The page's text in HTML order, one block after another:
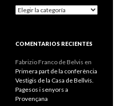
Categorías
COMENTARIOS RECIENTES
Fabrizio Franco de Belvis en
Primera part de la conferència
Vestigis de la Casa de Bellvís.
Pagesos i senyors a
Provençana